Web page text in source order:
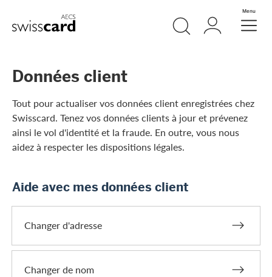
Header
Logo Meta Navigation
Recherche
Login Menu
Données client
Tout pour actualiser vos données client enregistrées chez
Swisscard. Tenez vos données clients à jour et prévenez
ainsi le vol d'identité et la fraude. En outre, vous nous
aidez à respecter les dispositions légales.
Aide avec mes données client
Changer d'adresse
Changer de nom